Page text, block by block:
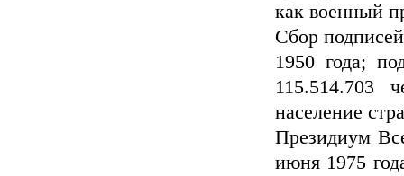
как военный
Сбор
1950 года;
115.514.703
население
Президиум
июня 1975